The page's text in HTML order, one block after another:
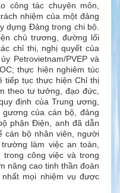
công tác chuyên môn,
nhiệm của một đảng
dựng Đảng trong chi bộ.
chủ trương, đường lối
chỉ thị, nghị quyết của
Petrovietnam/PVEP và
thực hiện nghiêm túc
tiếp tục thực hiện Chỉ thị
theo tư tưởng, đạo đức,
định của Trung ương,
của cán bộ, đảng
phận Điện, anh đã dẫn
cán bộ nhân viên, người
làm việc an toàn,
công việc và trong
nâng cao tinh thần đoàn
mọi nhiệm vụ được